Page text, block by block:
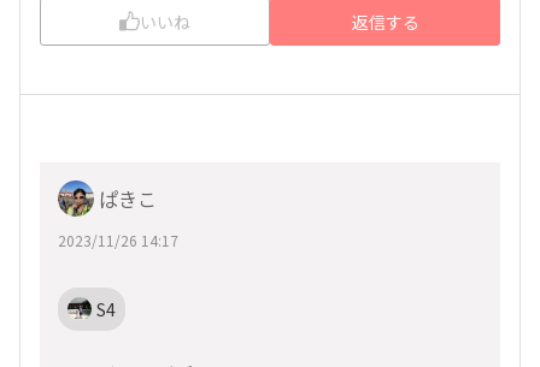
いいね 返信する
ぱきこ
2023/11/26 14:17
S4